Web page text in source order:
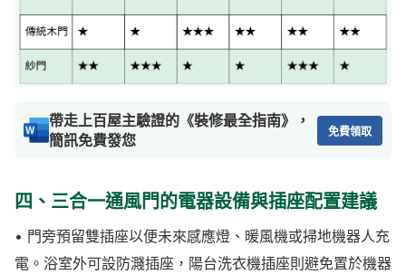
帶走上百屋主驗證的《裝修最全指南》，
簡訊免費發您
免費領取
四、三合一通風門的電器設備與插座配置建議
• 門旁預留雙插座以便未來感應燈、暖風機或掃地機器人充
電。浴室外可設防濺插座，陽台洗衣機插座則避免置於機器